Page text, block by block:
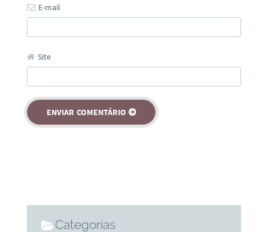
E-mail
Site
Categorias